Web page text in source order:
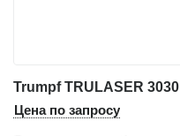
Trumpf TRULASER 3030
Цена по запросу